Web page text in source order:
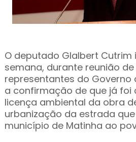
O deputado Glalbert
semana, durante reunião
representantes do Governo
a confirmação de que já foi
licença ambiental da obra
urbanização da estrada
município de Matinha ao